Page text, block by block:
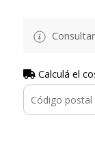
Calculá el